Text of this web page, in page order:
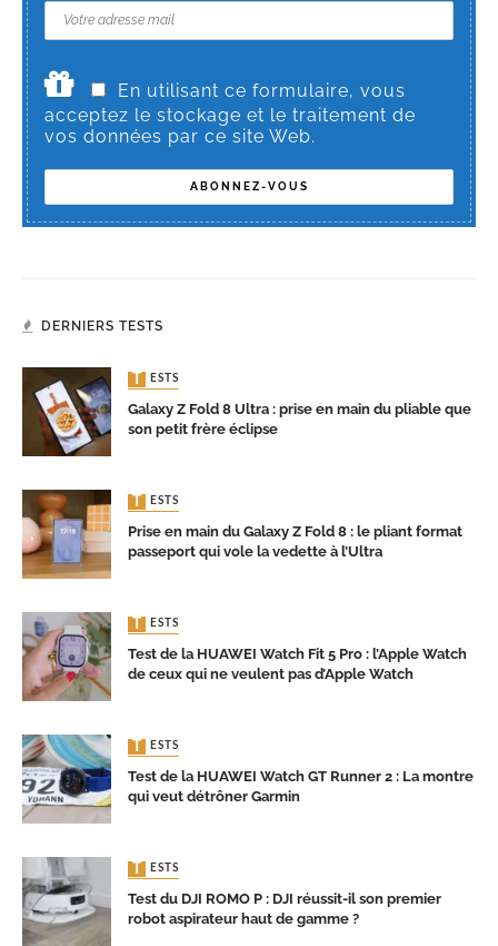
En utilisant ce formulaire, vous
acceptez le stockage et le traitement de
vos données par ce site Web.
DERNIERS TESTS
TESTS
Galaxy Z Fold 8 Ultra : prise en main du pliable que
son petit frère éclipse
TESTS
Prise en main du Galaxy Z Fold 8 : le pliant format
passeport qui vole la vedette à l’Ultra
TESTS
Test de la HUAWEI Watch Fit 5 Pro : l’Apple Watch
de ceux qui ne veulent pas d’Apple Watch
TESTS
Test de la HUAWEI Watch GT Runner 2 : La montre
qui veut détrôner Garmin
TESTS
Test du DJI ROMO P : DJI réussit-il son premier
robot aspirateur haut de gamme ?